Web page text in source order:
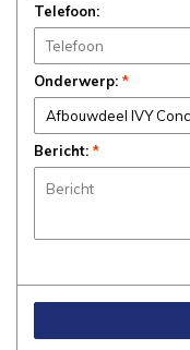
Telefoon:
Onderwerp: *
Bericht: *